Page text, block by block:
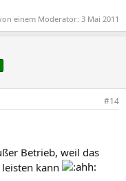
einem Moderator: 3 Mai 2011
#14
Betrieb, weil das
kann